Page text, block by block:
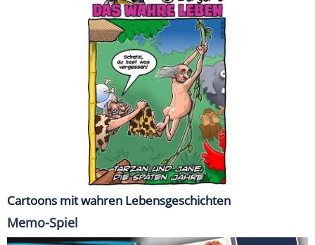
Cartoons mit wahren Lebensgeschichten
Memo-Spiel